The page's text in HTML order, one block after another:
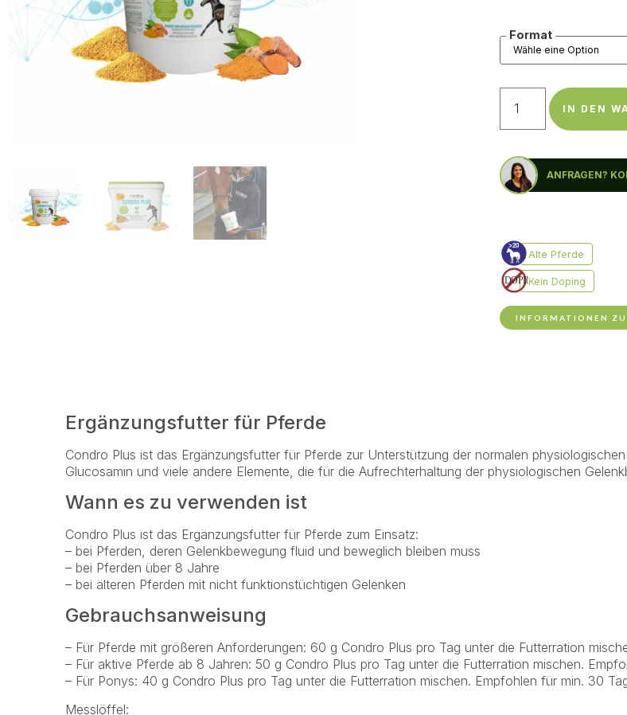
Format
IN DEN
ANFRAGEN?
INFORMATIONEN
Ergänzungsfutter für Pferde
Condro Plus ist das Ergänzungsfutter für Pferde zur Unterstützung der normalen
Glucosamin und viele andere Elemente, die für die Aufrechterhaltung der physiologischen
Wann es zu verwenden ist
Condro Plus ist das Ergänzungsfutter für Pferde zum Einsatz:
– bei Pferden, deren Gelenkbewegung fluid und beweglich bleiben muss
– bei Pferden über 8 Jahre
– bei älteren Pferden mit nicht funktionstüchtigen Gelenken
Gebrauchsanweisung
– Für Pferde mit größeren Anforderungen: 60 g Condro Plus pro Tag unter die Futterration
– Für aktive Pferde ab 8 Jahren: 50 g Condro Plus pro Tag unter die Futterration mischen.
– Für Ponys: 40 g Condro Plus pro Tag unter die Futterration mischen. Empfohlen für min. 30
Messlöffel: